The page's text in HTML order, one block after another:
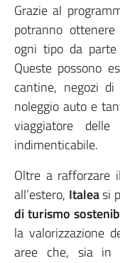
Grazie al
potranno ottenere
ogni tipo da
Queste possono
cantine, negozi
noleggio auto e
viaggiatore
indimenticabile.
Oltre a rafforzare
all’estero, Italeasi
di turismo
la valorizzazione
aree che, sia in